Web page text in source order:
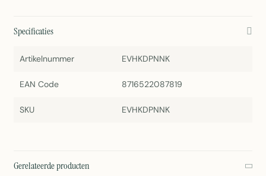
Specificaties
Artikelnummer EVHKDPNNK
EAN Code 8716522087819
SKU EVHKDPNNK
Gerelateerde producten